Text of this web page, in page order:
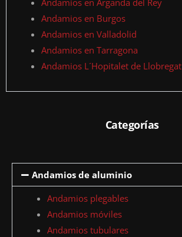
Andamios en Arganda del Rey
Andamios en Burgos
Andamios en Valladolid
Andamios en Tarragona
Andamios L´Hopitalet de Llobregat
Categorías
Andamios de aluminio
Andamios plegables
Andamios móviles
Andamios tubulares